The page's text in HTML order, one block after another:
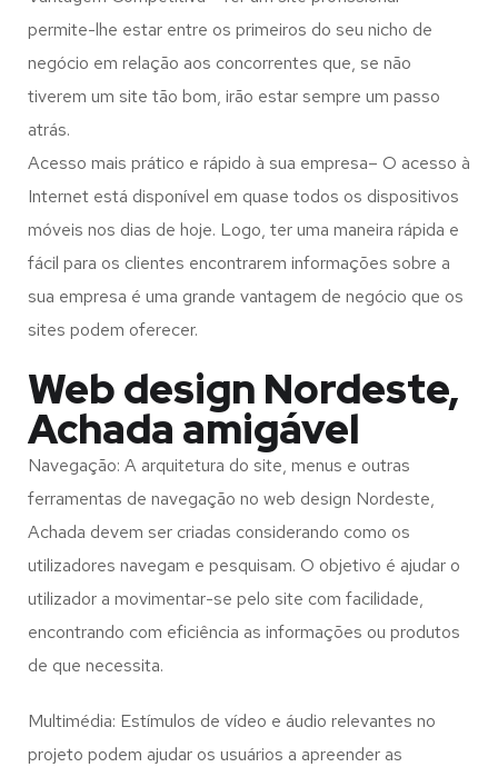
permite-lhe estar entre os primeiros do seu nicho de
negócio em relação aos concorrentes que, se não
tiverem um site tão bom, irão estar sempre um passo
atrás.
Acesso mais prático e rápido à sua empresa– O acesso à
Internet está disponível em quase todos os dispositivos
móveis nos dias de hoje. Logo, ter uma maneira rápida e
fácil para os clientes encontrarem informações sobre a
sua empresa é uma grande vantagem de negócio que os
sites podem oferecer.
Web design Nordeste,
Achada amigável
Navegação: A arquitetura do site, menus e outras
ferramentas de navegação no web design Nordeste,
Achada devem ser criadas considerando como os
utilizadores navegam e pesquisam. O objetivo é ajudar o
utilizador a movimentar-se pelo site com facilidade,
encontrando com eficiência as informações ou produtos
de que necessita.
Multimédia: Estímulos de vídeo e áudio relevantes no
projeto podem ajudar os usuários a apreender as